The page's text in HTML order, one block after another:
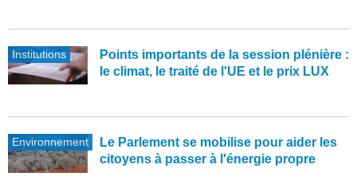
Institutions
Points importants de la session plénière :
le climat, le traité de l'UE et le prix LUX
Environnement
Le Parlement se mobilise pour aider les
citoyens à passer à l'énergie propre